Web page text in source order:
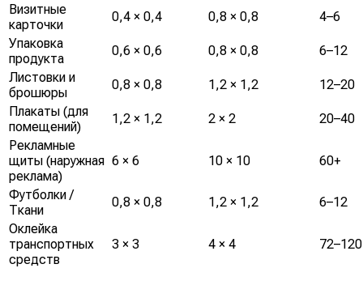
Визитные
карточки
0,4 × 0,4 0,8 × 0,8
4–6
Упаковка
продукта
0,6 × 0,6 0,8 × 0,8
6–12
Листовки и
брошюры
0,8 × 0,8 1,2 × 1,2
12–20
Плакаты (для
помещений)
1,2 × 1,2 2 × 2
20–40
Рекламные
щиты (наружная
реклама)
6 × 6 10 × 10 60+
Футболки /
Ткани
0,8 × 0,8 1,2 × 1,2
6–12
Оклейка
транспортных
средств
3 × 3 4 × 4 72–120